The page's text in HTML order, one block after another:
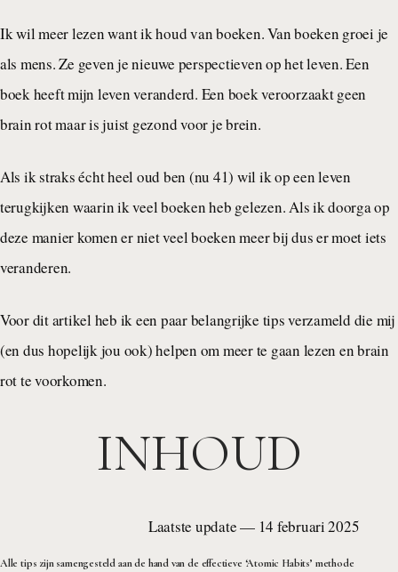
Ik wil meer lezen want ik houd van boeken. Van boeken groei je
als mens. Ze geven je nieuwe perspectieven op het leven. Een
boek heeft mijn leven veranderd. Een boek veroorzaakt geen
brain rot maar is juist gezond voor je brein.
Als ik straks écht heel oud ben (nu 41) wil ik op een leven
terugkijken waarin ik veel boeken heb gelezen. Als ik doorga op
deze manier komen er niet veel boeken meer bij dus er moet iets
veranderen.
Voor dit artikel heb ik een paar belangrijke tips verzameld die mij
(en dus hopelijk jou ook) helpen om meer te gaan lezen en brain
rot te voorkomen.
INHOUD
Laatste update — 14 februari 2025
Alle tips zijn samengesteld aan de hand van de effectieve ‘Atomic Habits’ methode